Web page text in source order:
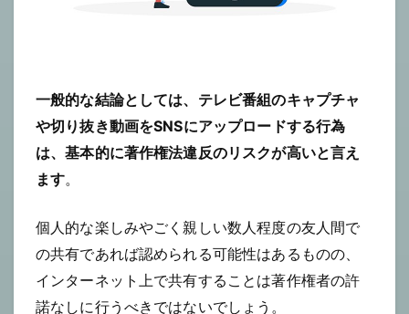
一般的な結論としては、テレビ番組のキャプチャ
や切り抜き動画をSNSにアップロードする行為
は、基本的に著作権法違反のリスクが高いと言え
ます。
個人的な楽しみやごく親しい数人程度の友人間で
の共有であれば認められる可能性はあるものの、
インターネット上で共有することは著作権者の許
諾なしに行うべきではないでしょう。